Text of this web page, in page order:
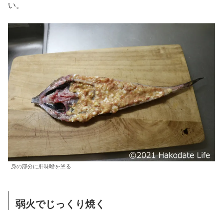
い。
身の部分に肝味噌を塗る
弱火でじっくり焼く